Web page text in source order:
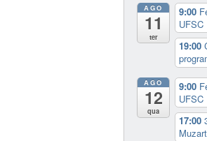
AGO
11
ter
9:00
UFSC
19:00
AGO
12
qua
9:00
UFSC
17:00
Muzart